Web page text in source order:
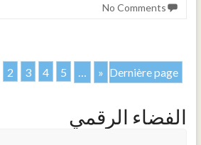
No Comments
2 3 4 5 … » Dernière page »
الفضاء الرقمي